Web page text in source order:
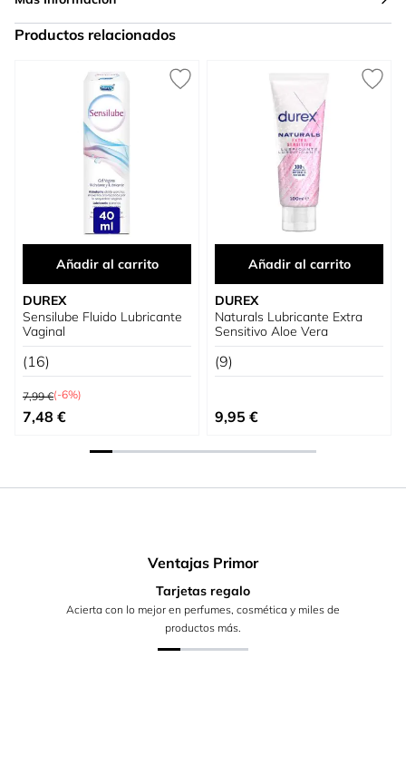
Productos relacionados
Añadir al carrito
DUREX
Sensilube Fluido Lubricante
Vaginal
(16)
Precio habitual
7,99 €(-6%)
Precio especial
7,48 €
Añadir al carrito
DUREX
Naturals Lubricante Extra
Sensitivo Aloe Vera
(9)
9,95 €
Ventajas Primor
Tarjetas regalo
Acierta con lo mejor en perfumes, cosmética y miles de
productos más.